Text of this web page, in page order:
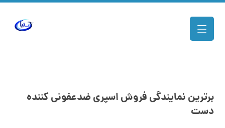
برترین نمایندگی فروش اسپری ضدعفونی کننده
دست